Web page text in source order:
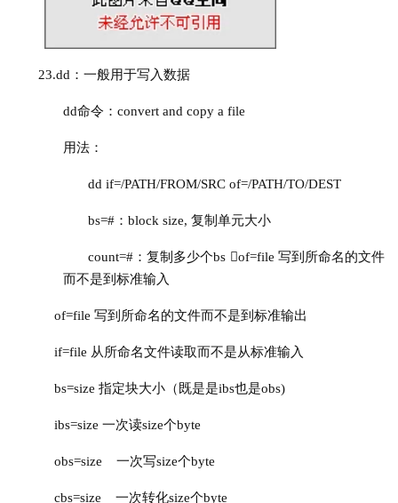
23.dd：一般用于写入数据
dd命令：convert and copy a file
用法：
dd if=/PATH/FROM/SRC of=/PATH/TO/DEST
bs=#：block size, 复制单元大小
count=#：复制多少个bs of=file 写到所命名的文件
而不是到标准输入
of=file 写到所命名的文件而不是到标准输出
if=file 从所命名文件读取而不是从标准输入
bs=size 指定块大小（既是是ibs也是obs)
ibs=size 一次读size个byte
obs=size    一次写size个byte
cbs=size    一次转化size个byte